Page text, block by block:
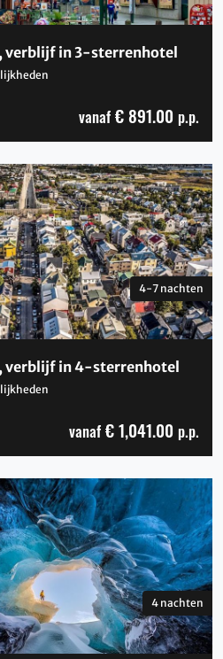
verblijf in 3-sterrenhotel
vanaf € 891.00 p.p.
verblijf in 4-sterrenhotel
4-7 nachten
vanaf € 1,041.00 p.p.
4 nachten